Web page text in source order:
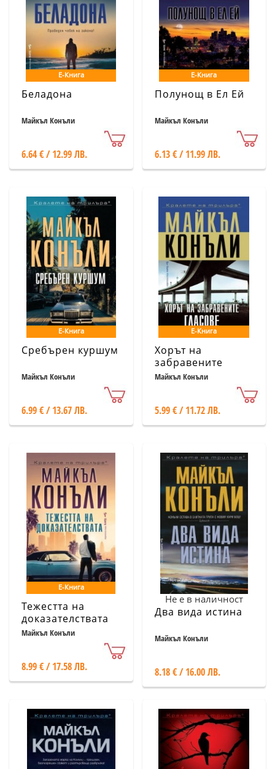
Е-Книга
Беладона
Майкъл Конъли
6.64 € / 12.99 ЛВ.
Е-Книга
Полунощ в Ел Ей
Майкъл Конъли
6.13 € / 11.99 ЛВ.
Е-Книга
Сребърен куршум
Майкъл Конъли
6.99 € / 13.67 ЛВ.
Е-Книга
Хорът на
забравените
гласове
Майкъл Конъли
5.99 € / 11.72 ЛВ.
Е-Книга
Тежестта на
доказателствата
Майкъл Конъли
8.99 € / 17.58 ЛВ.
Не е в наличност
Два вида истина
Майкъл Конъли
8.18 € / 16.00 ЛВ.